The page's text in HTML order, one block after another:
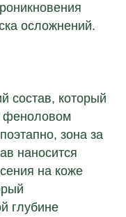
осложнений.
состав, который
феноловом
зона за
наносится
на коже
глубине